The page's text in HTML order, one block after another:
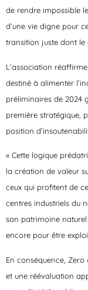
de rendre impossible
d’une vie digne pour
transition juste dont le
L’association
destiné à alimenter
préliminaires de 2024
première stratégique,
position
« Cette logique
la création de valeur
ceux qui profitent de
centres industriels du
son patrimoine
encore pour être
En conséquence,
et une réévaluation